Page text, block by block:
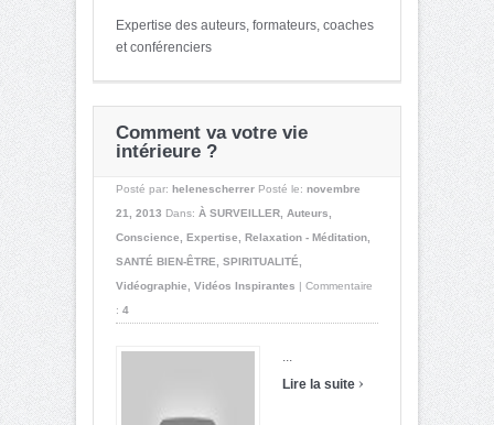
Expertise des auteurs, formateurs, coaches
et conférenciers
Comment va votre vie
intérieure ?
Posté par: helenescherrer Posté le: novembre
21, 2013 Dans: À SURVEILLER Auteurs
Conscience
Expertise Relaxation - Méditation
SANTÉ BIEN-ÊTRE
SPIRITUALITÉ
Vidéographie
Vidéos Inspirantes | Commentaire
: 4
Lire la suite ›